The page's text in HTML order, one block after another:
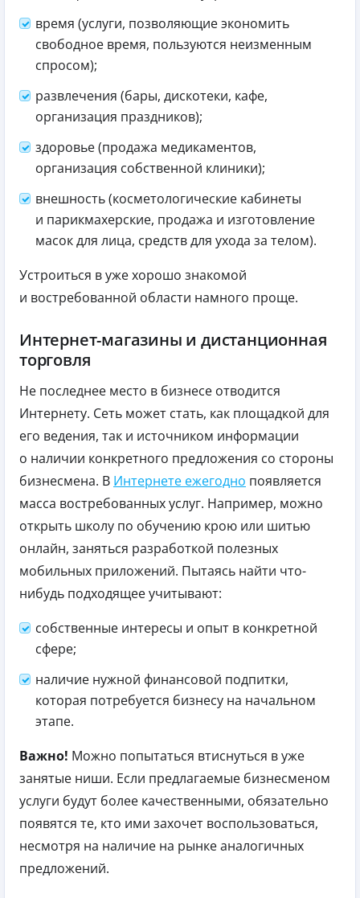
время (услуги, позволяющие экономить
свободное время, пользуются неизменным
спросом);
развлечения (бары, дискотеки, кафе,
организация праздников);
здоровье (продажа медикаментов,
организация собственной клиники);
внешность (косметологические кабинеты
и парикмахерские, продажа и изготовление
масок для лица, средств для ухода за телом).
Устроиться в уже хорошо знакомой
и востребованной области намного проще.
Интернет-магазины и дистанционная
торговля
Не последнее место в бизнесе отводится
Интернету. Сеть может стать, как площадкой для
его ведения, так и источником информации
о наличии конкретного предложения со стороны
бизнесмена. В Интернете ежегодно появляется
масса востребованных услуг. Например, можно
открыть школу по обучению крою или шитью
онлайн, заняться разработкой полезных
мобильных приложений. Пытаясь найти что-
нибудь подходящее учитывают:
собственные интересы и опыт в конкретной
сфере;
наличие нужной финансовой подпитки,
которая потребуется бизнесу на начальном
этапе.
Важно! Можно попытаться втиснуться в уже
занятые ниши. Если предлагаемые бизнесменом
услуги будут более качественными, обязательно
появятся те, кто ими захочет воспользоваться,
несмотря на наличие на рынке аналогичных
предложений.